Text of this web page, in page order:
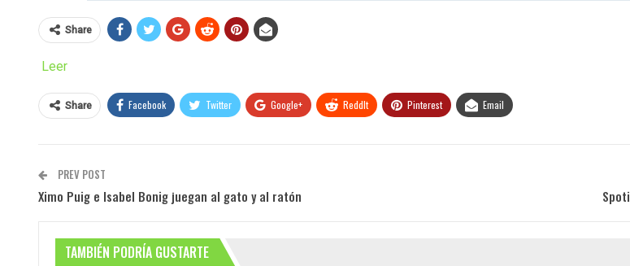
Share
Leer
Share Facebook Twitter Google+ ReddIt Pinterest Email
PREV POST
Ximo Puig e Isabel Bonig juegan al gato y al ratón
TAMBIÉN PODRÍA GUSTARTE